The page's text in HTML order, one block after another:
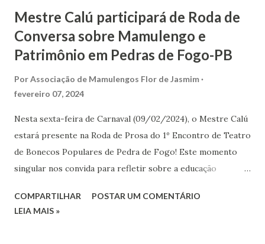
Mestre Calú participará de Roda de
Conversa sobre Mamulengo e
Patrimônio em Pedras de Fogo-PB
PorAssociação de Mamulengos Flor de Jasmim
fevereiro 07, 2024
Nesta sexta-feira de Carnaval (09/02/2024), o Mestre Calú
estará presente na Roda de Prosa do 1º Encontro de Teatro
de Bonecos Populares de Pedra de Fogo! Este momento
singular nos convida para refletir sobre a educação
na formação dos estudantes, pois permite que eles
COMPARTILHAR
POSTAR UM COMENTÁRIO
LEIA MAIS »